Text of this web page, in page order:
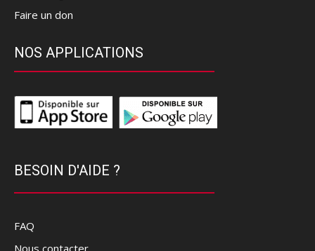
Faire un don
NOS APPLICATIONS
BESOIN D'AIDE ?
FAQ
Nous contacter